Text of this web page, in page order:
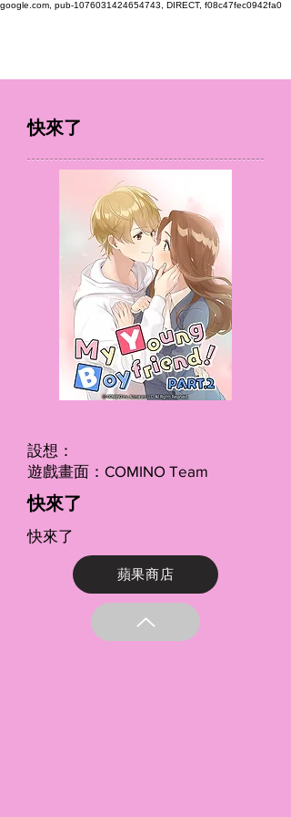
google.com, pub-1076031424654743, DIRECT, f08c47fec0942fa0
快來了
設想：
遊戲畫面：COMINO Team
快來了
快來了
蘋果商店